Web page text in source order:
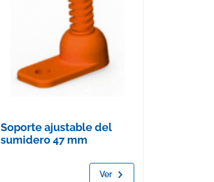
Soporte ajustable del
sumidero 47 mm
Ver